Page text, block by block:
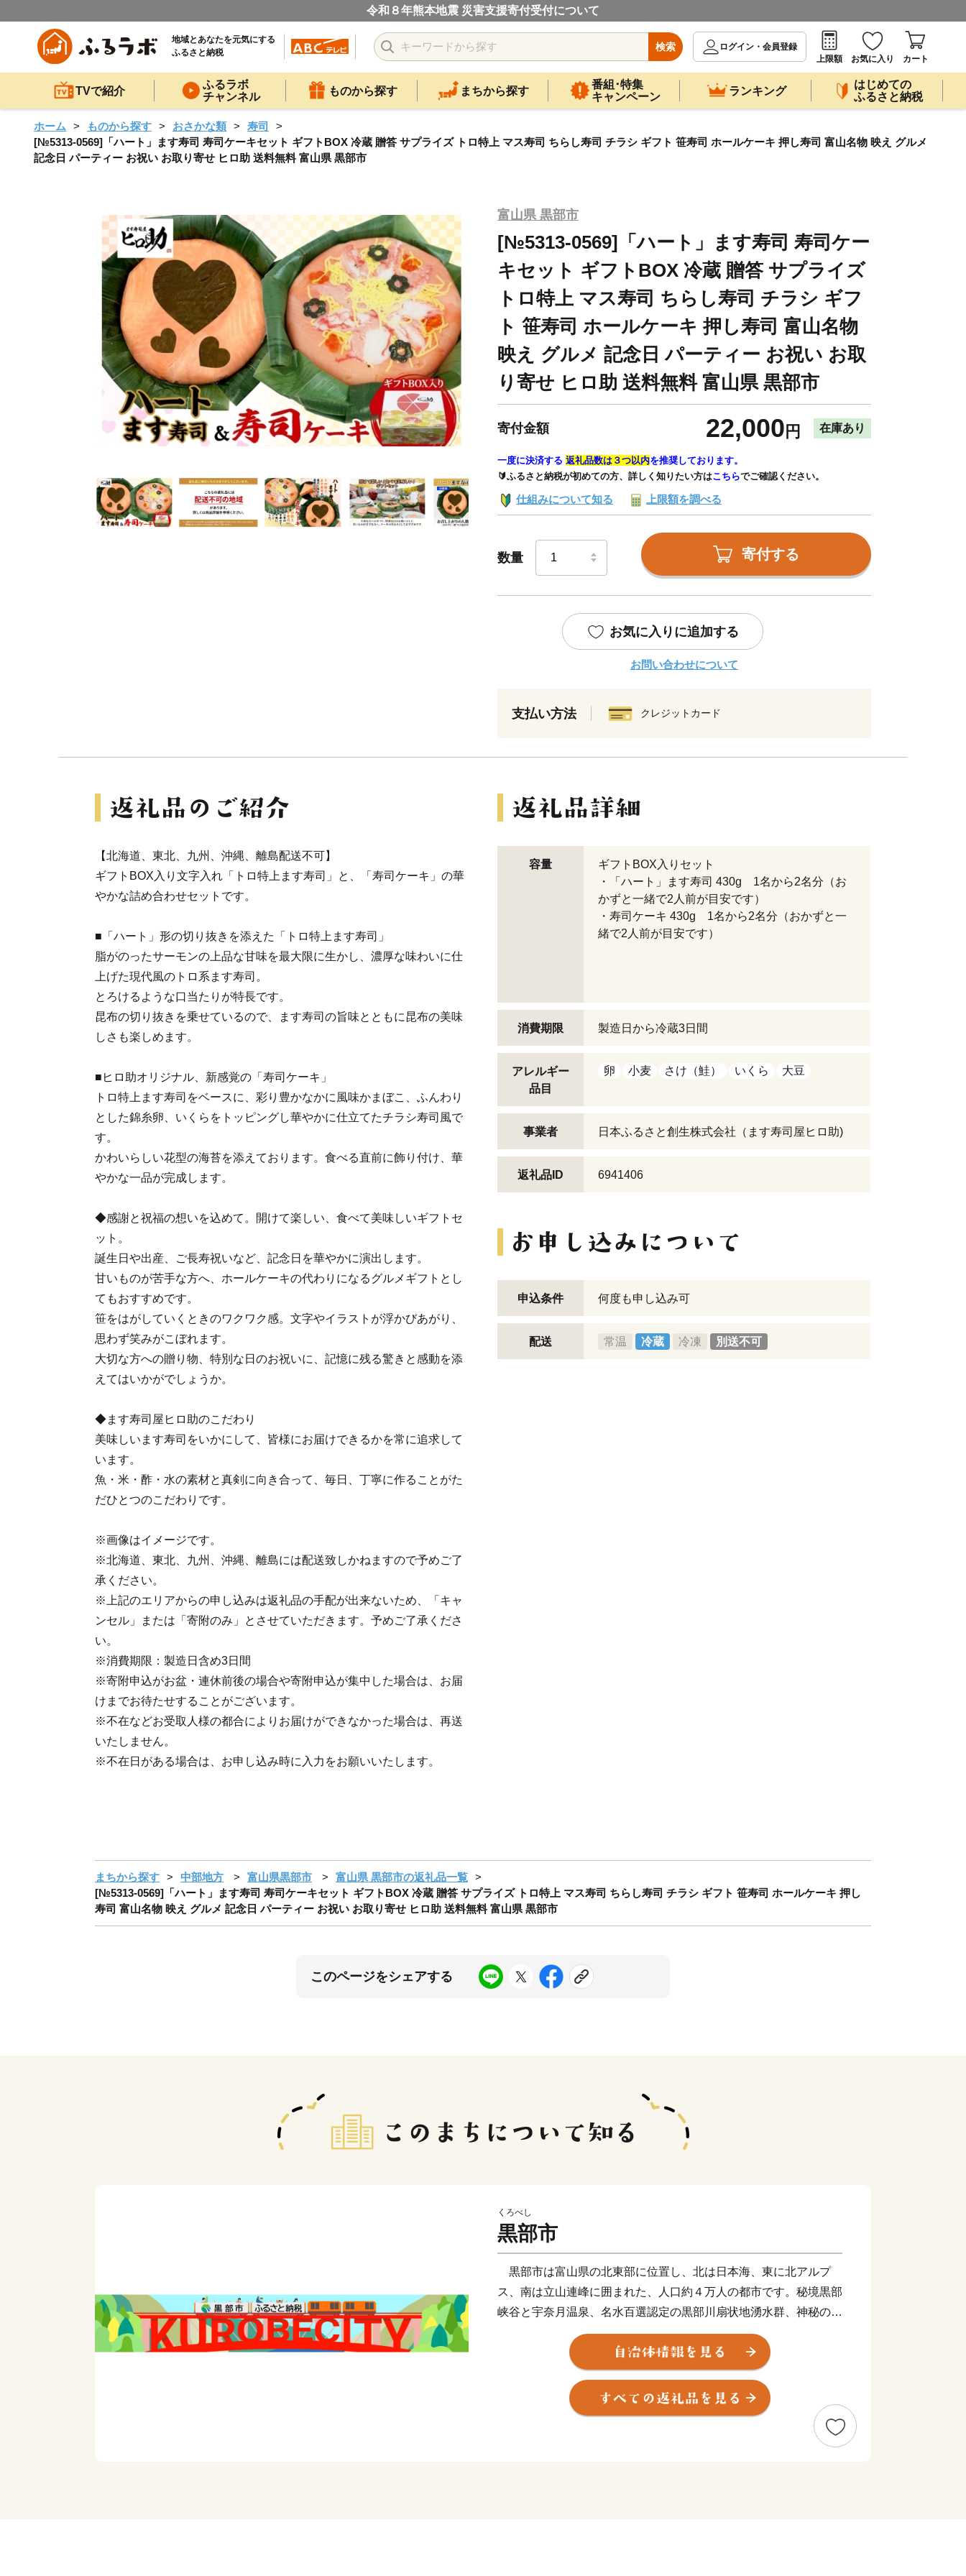
令和８年熊本地震 災害支援寄付受付について
地域とあなたを元気にする
ふるさと納税
検索
ログイン・会員登録
上限額
お気に入り カート
TVで紹介
ふるラボ
チャンネル
ものから探す まちから探す
番組･特集
キャンペーン
ランキング
はじめての
ふるさと納税
ホーム ものから探す おさかな類
寿司
[№5313-0569]「ハート」ます寿司 寿司ケーキセット ギフトBOX 冷蔵 贈答 サプライズ トロ特上 マス寿司 ちらし寿司 チラシ ギフト 笹寿司 ホールケーキ 押し寿司 富山名物 映え グルメ
記念日 パーティー お祝い お取り寄せ ヒロ助 送料無料 富山県 黒部市
富山県 黒部市
[№5313-0569]「ハート」ます寿司 寿司ケー
キセット ギフトBOX 冷蔵 贈答 サプライズ
トロ特上 マス寿司 ちらし寿司 チラシ ギフ
ト 笹寿司 ホールケーキ 押し寿司 富山名物
映え グルメ 記念日 パーティー お祝い お取
り寄せ ヒロ助 送料無料 富山県 黒部市
寄付金額 22,000 円 在庫あり
一度に決済する 返礼品数は３つ以内を推奨しております。
🔰ふるさと納税が初めての方、詳しく知りたい方はこちらでご確認ください。
仕組みについて知る 上限額を調べる
数量 寄付する
お気に入りに追加する
お問い合わせについて
支払い方法 クレジットカード
【北海道、東北、九州、沖縄、離島配送不可】
ギフトBOX入り文字入れ「トロ特上ます寿司」と、「寿司ケーキ」の華
やかな詰め合わせセットです。
■「ハート」形の切り抜きを添えた「トロ特上ます寿司」
脂がのったサーモンの上品な甘味を最大限に生かし、濃厚な味わいに仕
上げた現代風のトロ系ます寿司。
とろけるような口当たりが特長です。
昆布の切り抜きを乗せているので、ます寿司の旨味とともに昆布の美味
しさも楽しめます。
■ヒロ助オリジナル、新感覚の「寿司ケーキ」
トロ特上ます寿司をベースに、彩り豊かなかに風味かまぼこ、ふんわり
とした錦糸卵、いくらをトッピングし華やかに仕立てたチラシ寿司風で
す。
かわいらしい花型の海苔を添えております。食べる直前に飾り付け、華
やかな一品が完成します。
◆感謝と祝福の想いを込めて。開けて楽しい、食べて美味しいギフトセ
ット。
誕生日や出産、ご長寿祝いなど、記念日を華やかに演出します。
甘いものが苦手な方へ、ホールケーキの代わりになるグルメギフトとし
てもおすすめです。
笹をはがしていくときのワクワク感。文字やイラストが浮かびあがり、
思わず笑みがこぼれます。
大切な方への贈り物、特別な日のお祝いに、記憶に残る驚きと感動を添
えてはいかがでしょうか。
◆ます寿司屋ヒロ助のこだわり
美味しいます寿司をいかにして、皆様にお届けできるかを常に追求して
います。
魚・米・酢・水の素材と真剣に向き合って、毎日、丁寧に作ることがた
だひとつのこだわりです。
※画像はイメージです。
※北海道、東北、九州、沖縄、離島には配送致しかねますので予めご了
承ください。
※上記のエリアからの申し込みは返礼品の手配が出来ないため、「キャ
ンセル」または「寄附のみ」とさせていただきます。予めご了承くださ
い。
※消費期限：製造日含め3日間
※寄附申込がお盆・連休前後の場合や寄附申込が集中した場合は、お届
けまでお待たせすることがございます。
※不在などお受取人様の都合によりお届けができなかった場合は、再送
いたしません。
※不在日がある場合は、お申し込み時に入力をお願いいたします。
容量
ギフトBOX入りセット
・「ハート」ます寿司 430g 1名から2名分（お
かずと一緒で2人前が目安です）
・寿司ケーキ 430g 1名から2名分（おかずと一
緒で2人前が目安です）
消費期限 製造日から冷蔵3日間
アレルギー
品目
卵 小麦 さけ（鮭） いくら 大豆
事業者 日本ふるさと創生株式会社（ます寿司屋ヒロ助)
返礼品ID 6941406
申込条件 何度も申し込み可
配送 常温 冷蔵 冷凍 別送不可
まちから探す 中部地方 富山県黒部市
富山県 黒部市の返礼品一覧
[№5313-0569]「ハート」ます寿司 寿司ケーキセット ギフトBOX 冷蔵 贈答 サプライズ トロ特上 マス寿司 ちらし寿司 チラシ ギフト 笹寿司 ホールケーキ 押し
寿司 富山名物 映え グルメ 記念日 パーティー お祝い お取り寄せ ヒロ助 送料無料 富山県 黒部市
このページをシェアする
くろべし
黒部市
黒部市は富山県の北東部に位置し、北は日本海、東に北アルプ
ス、南は立山連峰に囲まれた、人口約４万人の都市です。秘境黒部
峡谷と宇奈月温泉、名水百選認定の黒部川扇状地湧水群、神秘の海
富山湾など、山・川・海に至る類まれなる大自然の四季折々の姿を
身近に感じることができます。
2015年３月に北陸新幹線が金沢まで開通し、本市にも黒部宇奈
月温泉駅が設置されたことから、東京まで２時間余りで結ばれ、現
在、国内外から多くの方々に黒部市を訪れていただいております。
ふるさと納税をきっかけに、黒部市の魅力に触れていただける方